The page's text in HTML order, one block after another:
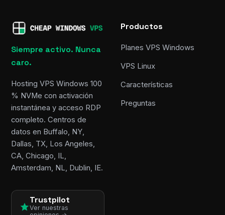
Siempre activo. Nunca
caro.
Hosting VPS Windows 100
% NVMe con activación
instantánea y acceso RDP
completo. Centros de
datos en Buffalo, NY,
Dallas, TX, Los Angeles,
CA, Chicago, IL,
Amsterdam, NL, Dublin, IE.
Trustpilot
Ver nuestras
Productos
Planes VPS Windows
VPS Linux
Características
Preguntas